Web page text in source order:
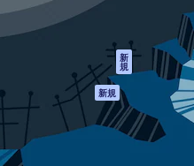
ストックコンテン
ツ
Claude/ChatGPT
向けMCP
新
規
エージェント 新規
API
モバイルアプリ
すべてのMagnificツ
シー
オリ
クッ
トラ
アフ
法人